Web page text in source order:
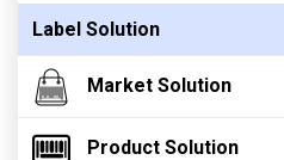
Label Solution
Market Solution
Product Solution